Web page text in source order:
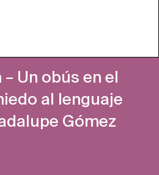
Un obús en el
al lenguaje
Gómez